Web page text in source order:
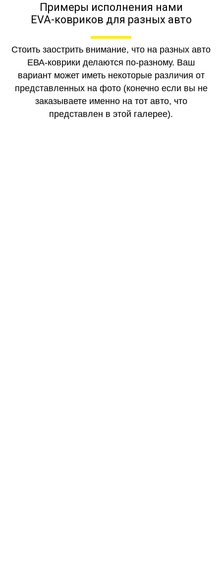
Примеры исполнения нами
EVA-ковриков для разных авто
Стоить заострить внимание, что на разных авто
ЕВА-коврики делаются по-разному. Ваш
вариант может иметь некоторые различия от
представленных на фото (конечно если вы не
заказываете именно на тот авто, что
представлен в этой галерее).